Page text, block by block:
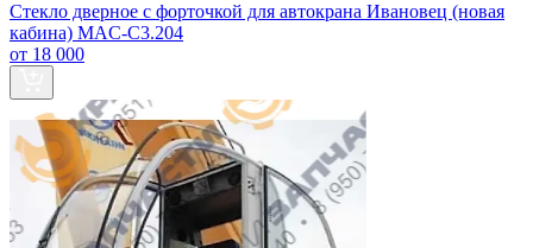
Стекло дверное с форточкой для автокрана Ивановец (новая
кабина) MAC-C3.204
от 18 000